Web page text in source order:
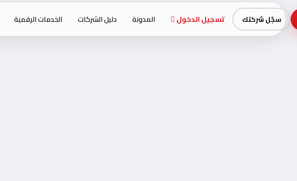
الخدمات الرقمية دليل الشركات المدونة تسجيل الدخول سجّل شركتك